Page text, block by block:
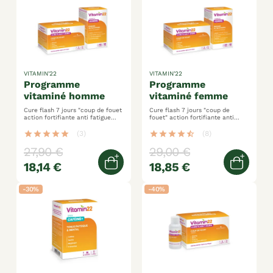
programme
vitaminé homme
VITAMIN'22
Cure flash 7 jours "coup de fouet
action fortifiante anti fatigue
star star star star star (3)
27,90 €
18,14 €
Ajouter au panier
programme
vitaminé femme
VITAMIN'22
Cure flash 7 jours "coup de
fouet" action fortifiante anti
femme
star star star star star_half (8)
29,00 €
18,85 €
-30% -40%